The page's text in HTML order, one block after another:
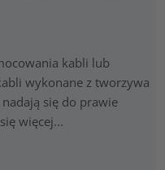
kabli lub
wykonane z tworzywa
się do prawie
więcej...